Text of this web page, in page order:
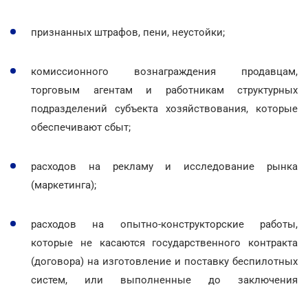
признанных штрафов, пени, неустойки;
комиссионного вознаграждения продавцам,
торговым агентам и работникам структурных
подразделений субъекта хозяйствования, которые
обеспечивают сбыт;
расходов на рекламу и исследование рынка
(маркетинга);
расходов на опытно-конструкторские работы,
которые не касаются государственного контракта
(договора) на изготовление и поставку беспилотных
систем, или выполненные до заключения